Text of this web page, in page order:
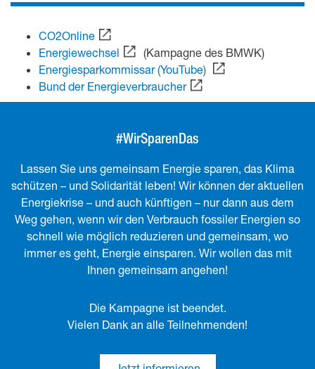
CO2Online
Energiewechsel
(Kampagne des BMWK)
Energiesparkommissar (YouTube)
Bund der Energieverbraucher
#WirSparenDas
Lassen Sie uns gemeinsam Energie sparen, das Klima
schützen – und Solidarität leben! Wir können der aktuellen
Energiekrise – und auch künftigen – nur dann aus dem
Weg gehen, wenn wir den Verbrauch fossiler Energien so
schnell wie möglich reduzieren und gemeinsam, wo
immer es geht, Energie einsparen. Wir wollen das mit
Ihnen gemeinsam angehen!
Die Kampagne ist beendet.
Vielen Dank an alle Teilnehmenden!